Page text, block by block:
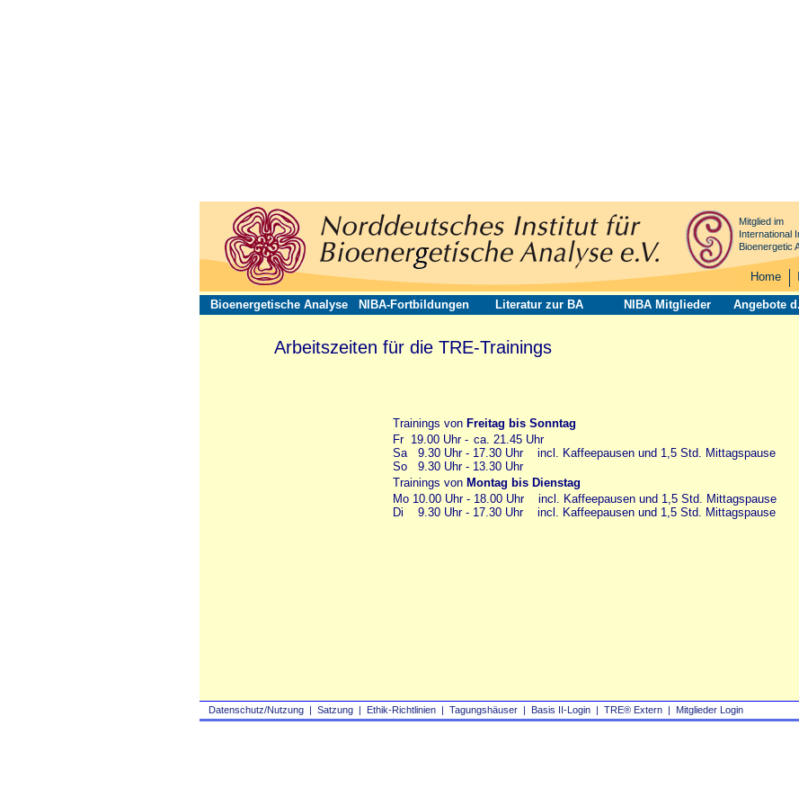
Datenschutz/Nutzung | Satzung | Ethik-Richtlinien | Tagungshäuser | Basis II‑Login | TRE® Extern | Mitglieder Login
Mitglied im
International
Bioenergetic
Home
Bioenergetische Analyse NIBA-Fortbildungen Literatur zur BA NIBA Mitglieder Angebote
Arbeitszeiten für die TRE-Trainings
Trainings von Freitag bis Sonntag
Fr 19.00 Uhr - ca. 21.45 Uhr
Sa 9.30 Uhr - 17.30 Uhr incl. Kaffeepausen und 1,5 Std. Mittagspause
So 9.30 Uhr - 13.30 Uhr
Trainings von Montag bis Dienstag
Mo 10.00 Uhr - 18.00 Uhr incl. Kaffeepausen und 1,5 Std. Mittagspause
Di 9.30 Uhr - 17.30 Uhr incl. Kaffeepausen und 1,5 Std. Mittagspause